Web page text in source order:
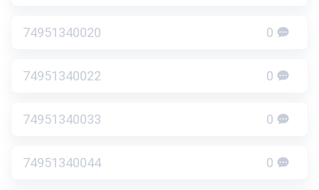
74951340020 0
74951340022 0
74951340033 0
74951340044 0